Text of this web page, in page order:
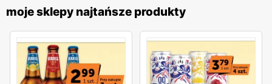
moje sklepy najtańsze produkty